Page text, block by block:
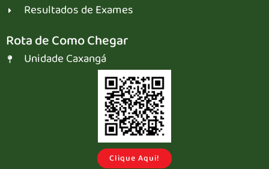
Resultados de Exames
Rota de Como Chegar
Unidade Caxangá
Clique Aqui!